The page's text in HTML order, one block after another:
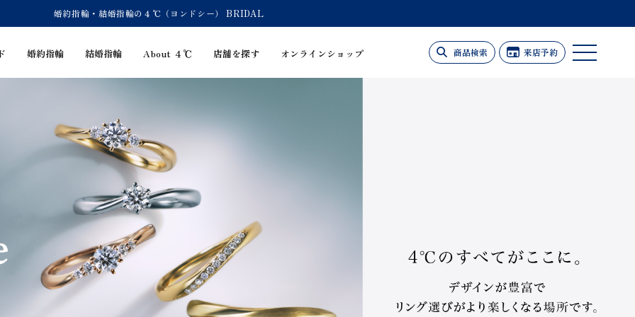
婚約指輪・結婚指輪の４℃（ヨンドシー） BRIDAL
婚約指輪 結婚指輪 About ４℃ 店舗を探す オンラインショップ 商品検索 来店予約